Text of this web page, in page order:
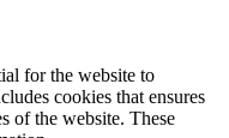
for the website to
cookies that ensures
of the website. These